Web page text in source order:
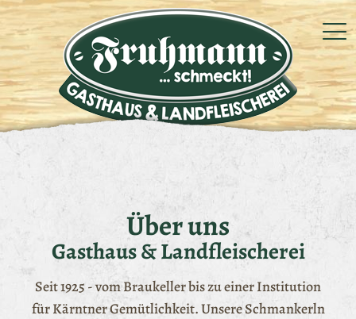
Über uns
Gasthaus & Landfleischerei
Seit 1925 - vom Braukeller bis zu einer Institution
für Kärntner Gemütlichkeit. Unsere Schmankerln